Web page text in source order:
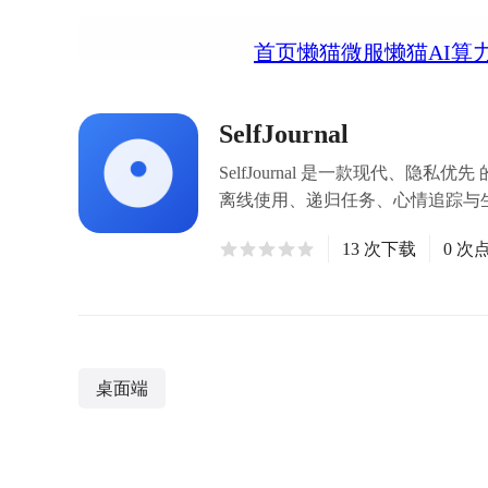
首页懒猫微服懒猫AI算
SelfJournal
SelfJournal 是一款现代、隐私优先
离线使用、递归任务、心情追踪
13 次下载 0 次
桌面端